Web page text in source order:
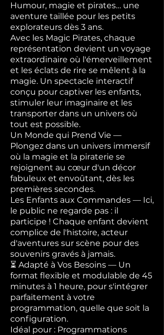
Humour, magie et pirates… une
aventure taillée pour les petits
explorateurs dès 3 ans.
Avec les Magic Pirates, chaque
représentation devient un voyage
extraordinaire où l'émerveillement
et les éclats de rire se mêlent à la
magie. Un spectacle interactif
conçu pour captiver les enfants,
stimuler leur imaginaire et les
transporter dans un univers où
tout est possible.
Un Monde qui Prend Vie —
Plongez dans un univers immersif
où la magie et la piraterie se
rejoignent au cœur d'un décor
fabuleux et envoûtant, dès les
premières secondes.
Les Enfants aux Commandes — Ici,
le public ne regarde pas : il
participe ! Chaque enfant devient
complice de l'histoire, acteur
d'aventures sur scène pour des
souvenirs gravés à jamais.
⏳ Adapté à Vos Besoins — Un
format flexible et modulable de 45
minutes à 1 heure, pour s'intégrer
parfaitement à votre
programmation, quelle que soit la
configuration.
Idéal pour : Programmations